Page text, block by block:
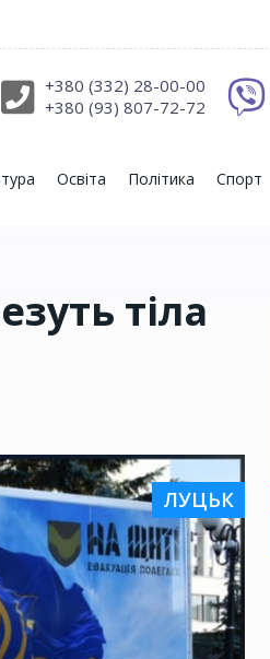
+380 (332) 28-00-00
+380 (93) 807-72-72
Освіта Політика Спорт
тіла
ЛУЦЬК